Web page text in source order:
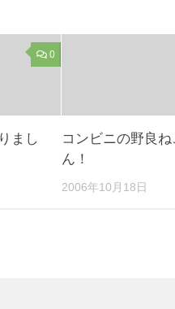
0
まし
コンビニの野良ね
ん！
2006年10月18日